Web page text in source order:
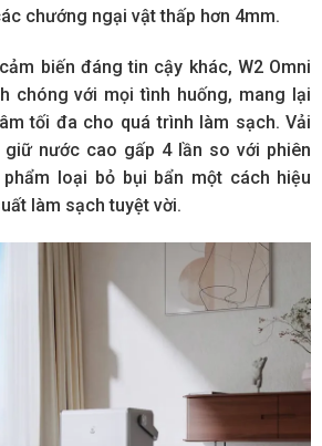
chướng ngại vật thấp hơn 4mm.
biến đáng tin cậy khác, W2 Omni
chóng với mọi tình huống, mang lại
tối đa cho quá trình làm sạch. Vải
nước cao gấp 4 lần so với phiên
loại bỏ bụi bẩn một cách hiệu
làm sạch tuyệt vời.